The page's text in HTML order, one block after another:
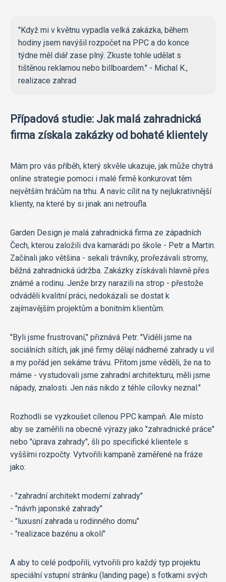
"Když mi v květnu vypadla velká zakázka, během
hodiny jsem navýšil rozpočet na PPC a do konce
týdne měl diář zase plný. Zkuste tohle udělat s
tištěnou reklamou nebo billboardem." - Michal K.,
realizace zahrad
Případová studie: Jak malá zahradnická
firma získala zakázky od bohaté klientely
Mám pro vás příběh, který skvěle ukazuje, jak může chytrá
online strategie pomoci i malé firmě konkurovat těm
největším hráčům na trhu. A navíc cílit na ty nejlukrativnější
klienty, na které by si jinak ani netroufla.
Garden Design je malá zahradnická firma ze západních
Čech, kterou založili dva kamarádi po škole - Petr a Martin.
Začínali jako většina - sekali trávníky, prořezávali stromy,
běžná zahradnická údržba. Zakázky získávali hlavně přes
známé a rodinu. Jenže brzy narazili na strop - přestože
odváděli kvalitní práci, nedokázali se dostat k
zajímavějším projektům a bonitním klientům.
"Byli jsme frustrovaní," přiznává Petr. "Viděli jsme na
sociálních sítích, jak jiné firmy dělají nádherné zahrady u vil
a my pořád jen sekáme trávu. Přitom jsme věděli, že na to
máme - vystudovali jsme zahradní architekturu, měli jsme
nápady, znalosti. Jen nás nikdo z téhle cílovky neznal."
Rozhodli se vyzkoušet cílenou PPC kampaň. Ale místo
aby se zaměřili na obecné výrazy jako "zahradnické práce"
nebo "úprava zahrady", šli po specifické klientele s
vyššími rozpočty. Vytvořili kampaně zaměřené na fráze
jako:
- "zahradní architekt moderní zahrady"
- "návrh japonské zahrady"
- "luxusní zahrada u rodinného domu"
- "realizace bazénu a okolí"
A aby to celé podpořili, vytvořili pro každý typ projektu
speciální vstupní stránku (landing page) s fotkami svých